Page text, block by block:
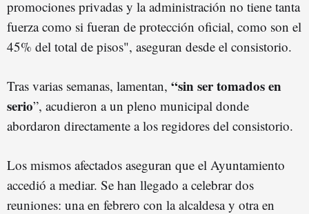
promociones privadas y la administración no tiene tanta
fuerza como si fueran de protección oficial, como son el
45% del total de pisos", aseguran desde el consistorio.
Tras varias semanas, lamentan, “sin ser tomados en
serio”, acudieron a un pleno municipal donde
abordaron directamente a los regidores del consistorio.
Los mismos afectados aseguran que el Ayuntamiento
accedió a mediar. Se han llegado a celebrar dos
reuniones: una en febrero con la alcaldesa y otra en